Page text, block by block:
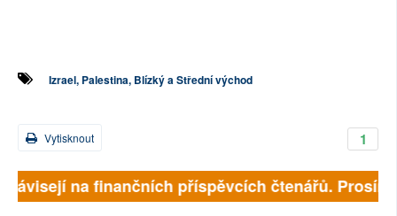
Izrael, Palestina, Blízký a Střední východ
1
Vytisknout
na finančních příspěvcích čtenářů.